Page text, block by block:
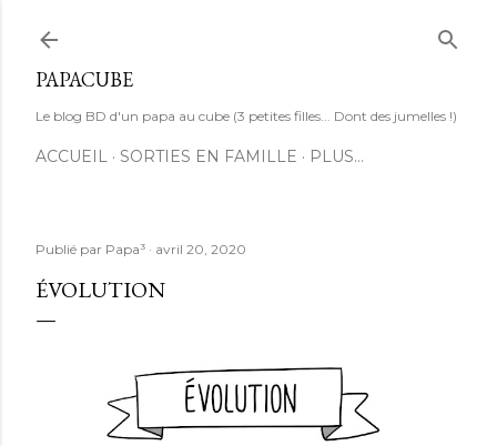
PAPACUBE
Le blog BD d'un papa au cube (3 petites filles... Dont des jumelles !)
ACCUEIL SORTIES EN FAMILLE PLUS…
Publié par Papa³ avril 20, 2020
ÉVOLUTION